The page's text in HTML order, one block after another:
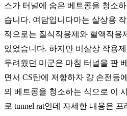
스가 터널에 숨은 베트콩을 청소
습니다. 여담입니다마는 살상용
적으로는 질식작용제와 혈액작용
있었습니다. 하지만 비살상 작용
두려웠던 미군은 마침 터널을 판
면서 CS탄에 저항하자 걍 손전등
의 베트콩을 청소하는 식으로 이
로 tunnel rat인데 자세한 내용은